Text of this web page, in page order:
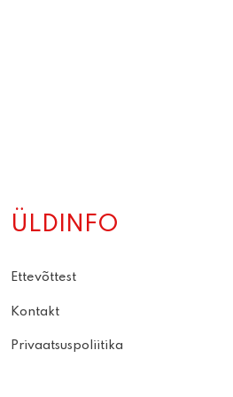
ÜLDINFO
Ettevõttest
Kontakt
Privaatsuspoliitika